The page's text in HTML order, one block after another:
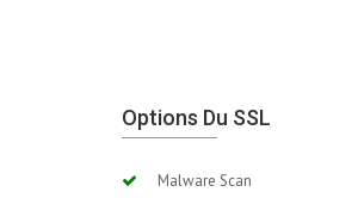
Options Du SSL
Malware Scan